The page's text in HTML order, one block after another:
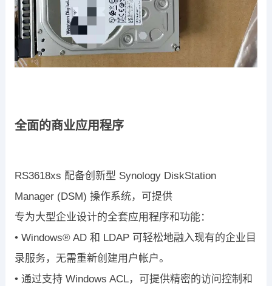
全面的商业应用程序
RS3618xs 配备创新型 Synology DiskStation
Manager (DSM) 操作系统，可提供
专为大型企业设计的全套应用程序和功能：
• Windows® AD 和 LDAP 可轻松地融入现有的企业目
录服务，无需重新创建用户帐户。
• 通过支持 Windows ACL，可提供精密的访问控制和